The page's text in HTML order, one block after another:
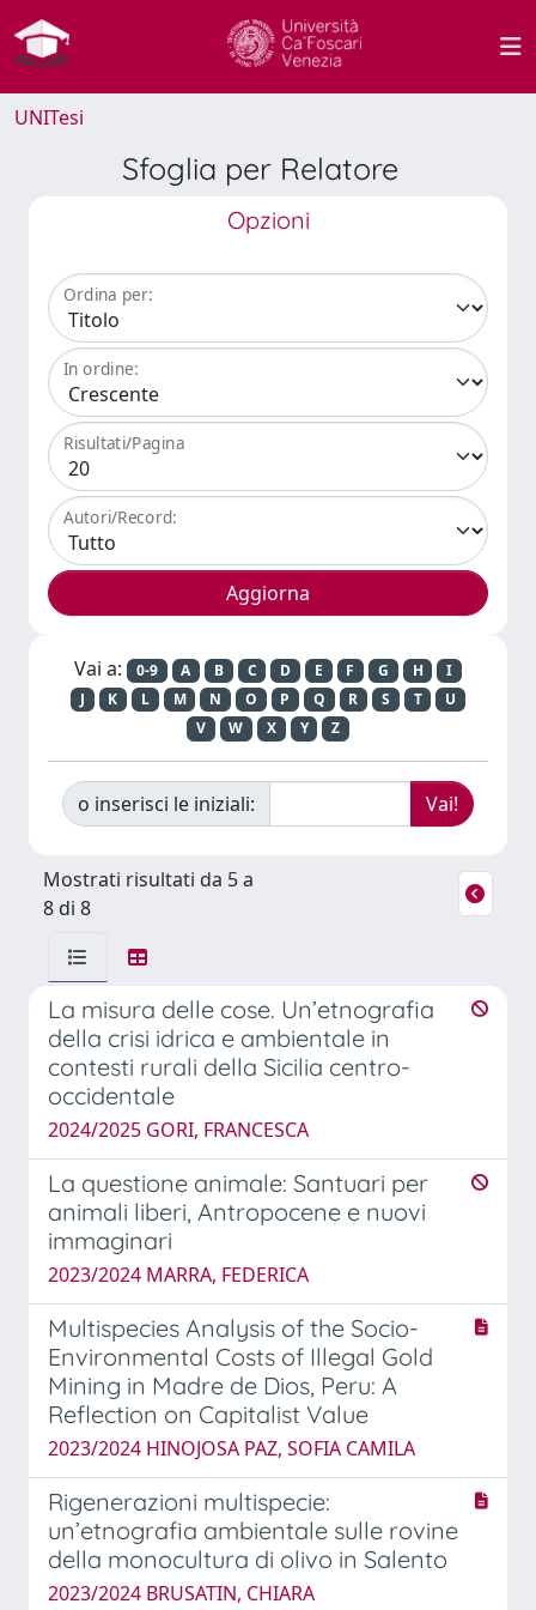
UNITesi
Sfoglia per Relatore
Opzioni
Ordina per:
In ordine:
Risultati/Pagina
Autori/Record:
Vai a: 0-9 A B C D E F G H
I
J
K L M N O P Q R S T
U
V
W X Y Z
o inserisci le iniziali:
Mostrati risultati da 5 a
8 di 8
La misura delle cose. Un’etnografia
della crisi idrica e ambientale in
contesti rurali della Sicilia centro-
occidentale
2024/2025 GORI, FRANCESCA
La questione animale: Santuari per
animali liberi, Antropocene e nuovi
immaginari
2023/2024 MARRA, FEDERICA
Multispecies Analysis of the Socio-
Environmental Costs of Illegal Gold
Mining in Madre de Dios, Peru: A
Reflection on Capitalist Value
2023/2024 HINOJOSA PAZ, SOFIA CAMILA
Rigenerazioni multispecie:
un’etnografia ambientale sulle rovine
della monocultura di olivo in Salento
2023/2024 BRUSATIN, CHIARA